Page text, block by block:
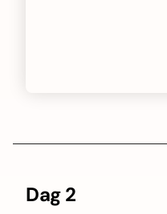
Dag 2